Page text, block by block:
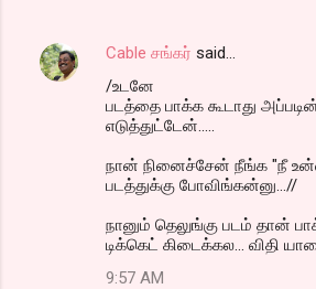
Cable சங்கர் said…
/உடனே
படத்தை பாக்க கூடாது
எடுத்துட்டேன்.....
நான் நினைச்சேன் நீங்க "நீ
படத்துக்கு போவிங்கன்னு...//
நானும் தெலுங்கு படம் தான்
டிக்கெட் கிடைக்கல... விதி
9:57 AM